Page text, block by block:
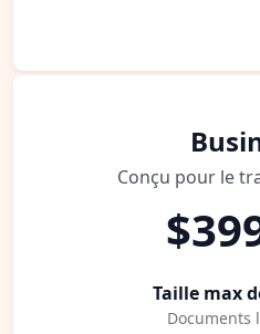
Conçu pour le
Taille max
Documents